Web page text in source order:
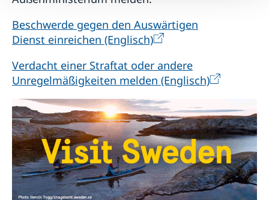
Beschwerde gegen den Auswärtigen
Dienst einreichen (Englisch)
Verdacht einer Straftat oder andere
Unregelmäßigkeiten melden (Englisch)